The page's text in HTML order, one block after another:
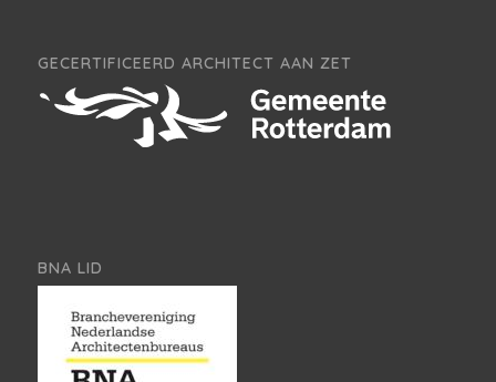
GECERTIFICEERD ARCHITECT AAN ZET
BNA LID